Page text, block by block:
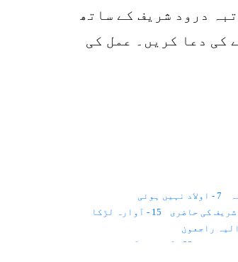
گیارہ مرتبہ درود شریف کے ساتھ
کی دعا کریں۔ عمل کی
7 - اولاد نہیں ہوئی
15 - آوارہ لڑکا
32 - آوازیں آتی ہیں